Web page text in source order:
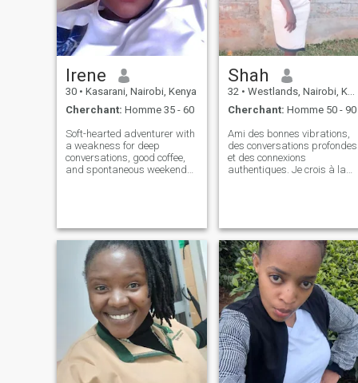
pas perdre mon temps.
Irene
30 • Kasarani, Nairobi, Kenya
Cherchant: Homme 35 - 60
Soft-hearted adventurer with
a weakness for deep
conversations, good coffee,
and spontaneous weekend
favorite person to share
sunsets, silly dances i
Shah
32 • Westlands, Nairobi, Kenya
Cherchant: Homme 50 - 90
Ami des bonnes vibrations,
des conversations profondes
et des connexions
authentiques. Je crois à la
nouveaux endroits ou
simplement de profiter de
moments tranquilles, je suis
à la recherche de quelqu'un
qui est prêt pour un chapitre
Si vous avez un bon cœur et
un esprit curieux, on
s'entendra bien. Je suis une
mère de 2 beaux enfants ️